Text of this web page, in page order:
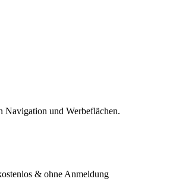
Navigation und Werbeflächen.
& ohne Anmeldung